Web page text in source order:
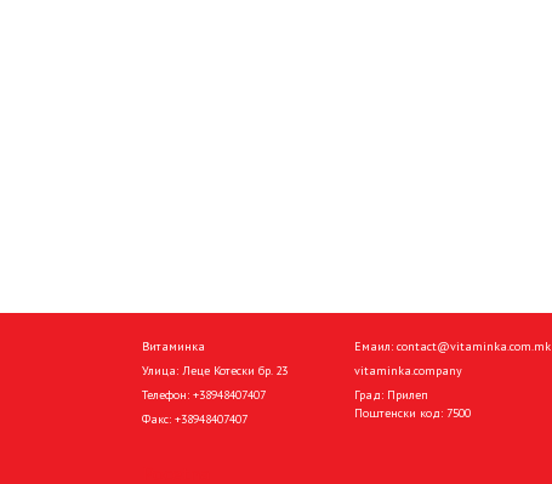
Витаминка
Улица: Леце Котески бр. 23
Телефон: +38948407407
Факс: +38948407407
Емаил: contact@vitaminka.com.mk
vitaminka.company
Град: Прилеп
Поштенски код: 7500